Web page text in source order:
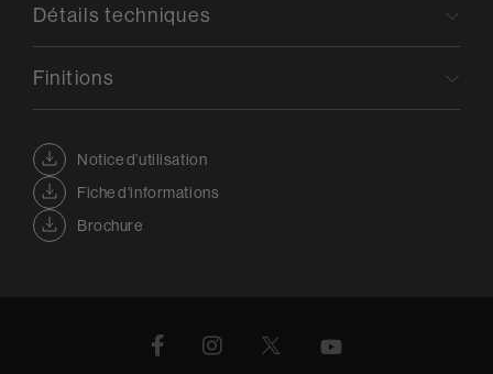
Notice d’utilisation
Fiche d'informations
Brochure
Détails techniques
Finitions